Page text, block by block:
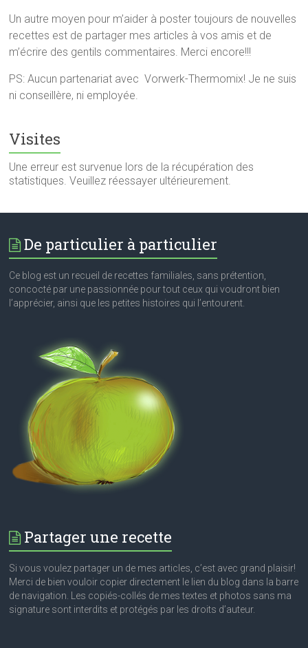
Un autre moyen pour m’aider à poster toujours de nouvelles
recettes est de partager mes articles à vos amis et de
m’écrire des gentils commentaires. Merci encore!!!
PS: Aucun partenariat avec Vorwerk-Thermomix! Je ne suis
ni conseillère, ni employée.
Visites
Une erreur est survenue lors de la récupération des
statistiques. Veuillez réessayer ultérieurement.
De particulier à particulier
Ce blog est un recueil de recettes familiales, sans prétention,
concocté par une passionnée pour tout ceux qui voudront bien
l’apprécier, ainsi que les petites histoires qui l’entourent.
Partager une recette
Si vous voulez partager un de mes articles, c’est avec grand plaisir!
Merci de bien vouloir copier directement le lien du blog dans la barre
de navigation. Les copiés-collés de mes textes et photos sans ma
signature sont interdits et protégés par les droits d’auteur.